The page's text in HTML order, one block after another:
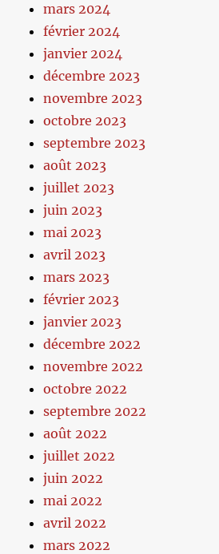
mars 2024
février 2024
janvier 2024
décembre 2023
novembre 2023
octobre 2023
septembre 2023
août 2023
juillet 2023
juin 2023
mai 2023
avril 2023
mars 2023
février 2023
janvier 2023
décembre 2022
novembre 2022
octobre 2022
septembre 2022
août 2022
juillet 2022
juin 2022
mai 2022
avril 2022
mars 2022